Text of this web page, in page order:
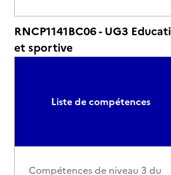
RNCP1141BC06 - UG3
et sportive
Liste de compétences
Compétences de niveau 3 du